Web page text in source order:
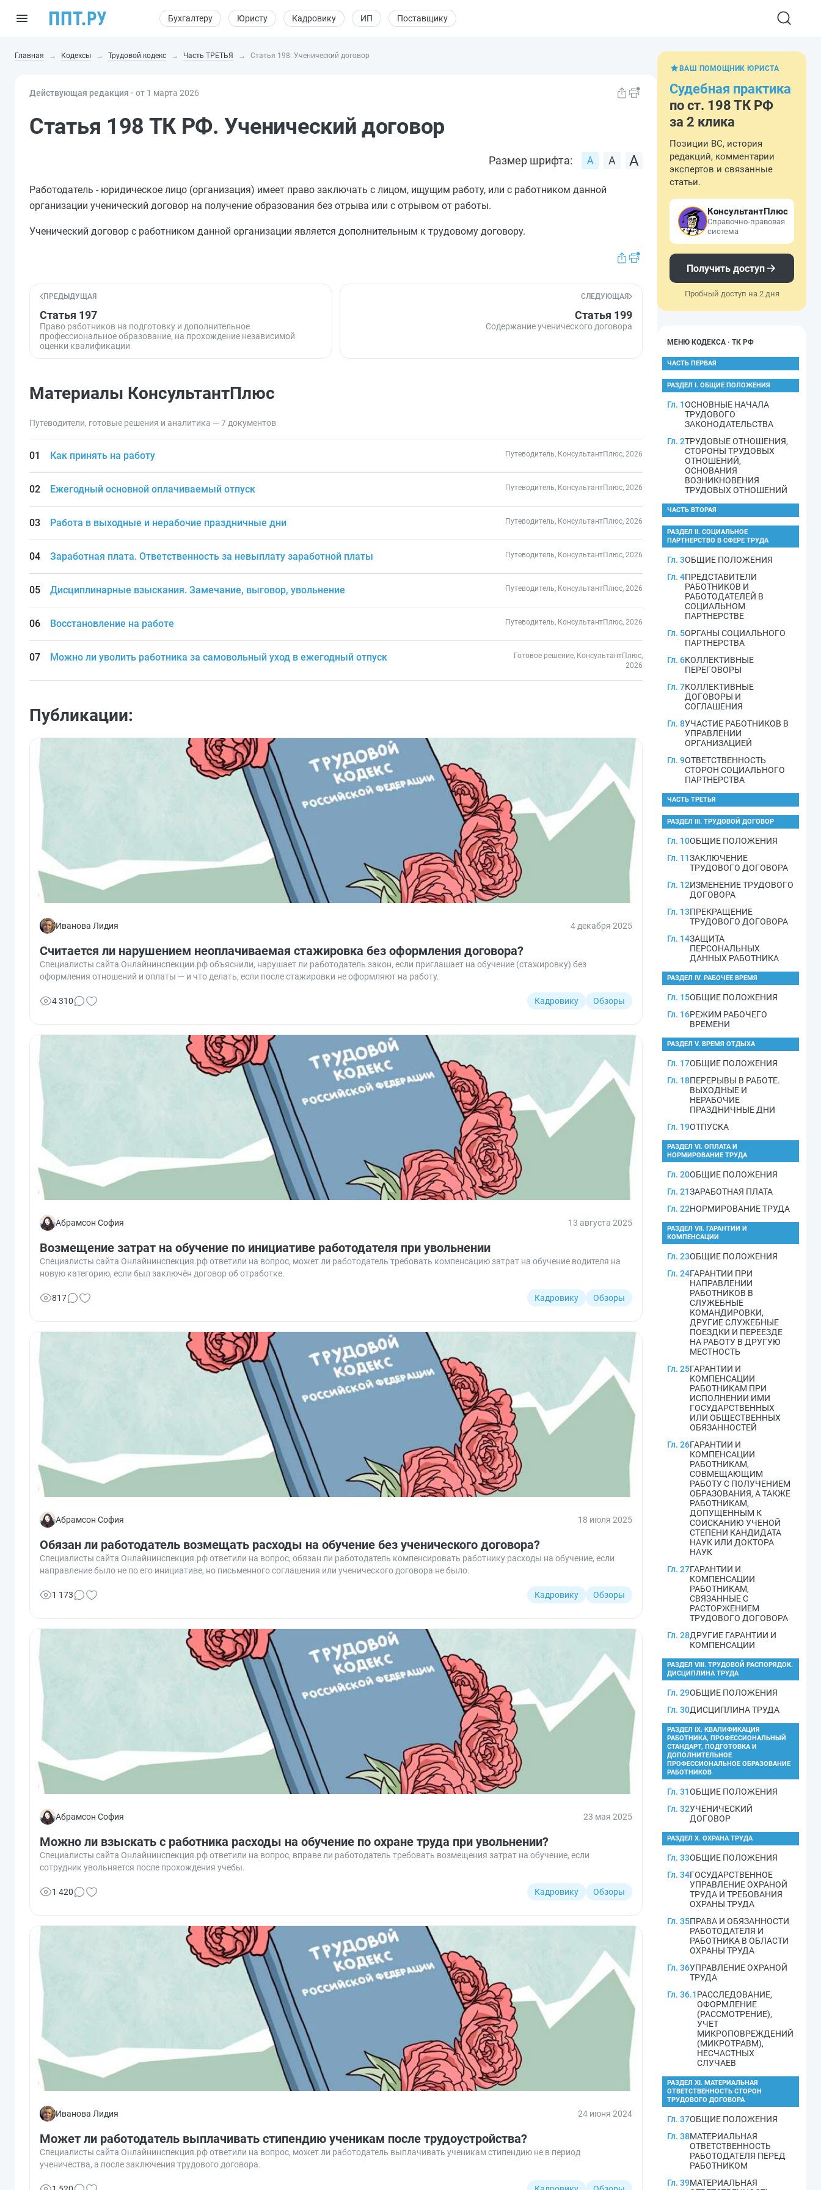
Бухгалтеру Юристу Кадровику ИП Поставщику
Главная Кодексы Трудовой кодекс Часть ТРЕТЬЯ Статья 198. Ученический договор
Действующая редакция ⸱ от 1 марта 2026
Статья 198 ТК РФ. Ученический договор
Размер шрифта:
Работодатель - юридическое лицо (организация) имеет право заключать с лицом, ищущим работу, или с работником данной
организации ученический договор на получение образования без отрыва или с отрывом от работы.
Ученический договор с работником данной организации является дополнительным к трудовому договору.
ПРЕДЫДУЩАЯ
Статья 197
Право работников на подготовку и дополнительное
профессиональное образование, на прохождение независимой
оценки квалификации
СЛЕДУЮЩАЯ
Статья 199
Содержание ученического договора
Материалы КонсультантПлюс
Путеводители, готовые решения и аналитика — 7 документов
Как принять на работу Путеводитель, КонсультантПлюс, 2026
Ежегодный основной оплачиваемый отпуск Путеводитель, КонсультантПлюс, 2026
Работа в выходные и нерабочие праздничные дни Путеводитель, КонсультантПлюс, 2026
Заработная плата. Ответственность за невыплату заработной платы Путеводитель, КонсультантПлюс, 2026
Дисциплинарные взыскания. Замечание, выговор, увольнение Путеводитель, КонсультантПлюс, 2026
Восстановление на работе Путеводитель, КонсультантПлюс, 2026
Можно ли уволить работника за самовольный уход в ежегодный отпуск
Готовое решение, КонсультантПлюс,
2026
Публикации:
Иванова Лидия 4 декабря 2025
Считается ли нарушением неоплачиваемая стажировка без оформления договора?
Специалисты сайта Онлайнинспекции.рф объяснили, нарушает ли работодатель закон, если приглашает на обучение (стажировку) без
оформления отношений и оплаты — и что делать, если после стажировки не оформляют на работу.
Кадровику Обзоры
4 310
Абрамсон София 13 августа 2025
Возмещение затрат на обучение по инициативе работодателя при увольнении
Специалисты сайта Онлайнинспекция.рф ответили на вопрос, может ли работодатель требовать компенсацию затрат на обучение водителя на
новую категорию, если был заключён договор об отработке.
Кадровику Обзоры
817
Абрамсон София 18 июля 2025
Обязан ли работодатель возмещать расходы на обучение без ученического договора?
Специалисты сайта Онлайнинспекция.рф ответили на вопрос, обязан ли работодатель компенсировать работнику расходы на обучение, если
направление было не по его инициативе, но письменного соглашения или ученического договора не было.
Кадровику Обзоры
1 173
Абрамсон София 23 мая 2025
Можно ли взыскать с работника расходы на обучение по охране труда при увольнении?
Специалисты сайта Онлайнинспекция.рф ответили на вопрос, вправе ли работодатель требовать возмещения затрат на обучение, если
сотрудник увольняется после прохождения учебы.
Кадровику Обзоры
1 420
Иванова Лидия 24 июня 2024
Может ли работодатель выплачивать стипендию ученикам после трудоустройства?
Специалисты сайта Онлайнинспекция.рф ответили на вопрос, может ли работодатель выплачивать ученикам стипендию не в период
ученичества, а после заключения трудового договора.
ВАШ ПОМОЩНИК ЮРИСТА
Судебная практика
по ст. 198 ТК РФ
за 2 клика
Позиции ВС, история
редакций, комментарии
экспертов и связанные
статьи.
КонсультантПлюс
Справочно-правовая
система
Получить доступ
Пробный доступ на 2 дня
МЕНЮ КОДЕКСА · ТК РФ
ЧАСТЬ ПЕРВАЯ
РАЗДЕЛ I. ОБЩИЕ ПОЛОЖЕНИЯ
Гл. 1ОСНОВНЫЕ НАЧАЛА
ТРУДОВОГО
ЗАКОНОДАТЕЛЬСТВА
Гл. 2ТРУДОВЫЕ ОТНОШЕНИЯ,
СТОРОНЫ ТРУДОВЫХ
ОТНОШЕНИЙ,
ОСНОВАНИЯ
ВОЗНИКНОВЕНИЯ
ТРУДОВЫХ ОТНОШЕНИЙ
ЧАСТЬ ВТОРАЯ
РАЗДЕЛ II. СОЦИАЛЬНОЕ
ПАРТНЕРСТВО В СФЕРЕ ТРУДА
Гл. 3ОБЩИЕ ПОЛОЖЕНИЯ
Гл. 4ПРЕДСТАВИТЕЛИ
РАБОТНИКОВ И
РАБОТОДАТЕЛЕЙ В
СОЦИАЛЬНОМ
ПАРТНЕРСТВЕ
Гл. 5ОРГАНЫ СОЦИАЛЬНОГО
ПАРТНЕРСТВА
Гл. 6КОЛЛЕКТИВНЫЕ
ПЕРЕГОВОРЫ
Гл. 7КОЛЛЕКТИВНЫЕ
ДОГОВОРЫ И
СОГЛАШЕНИЯ
Гл. 8УЧАСТИЕ РАБОТНИКОВ В
УПРАВЛЕНИИ
ОРГАНИЗАЦИЕЙ
Гл. 9ОТВЕТСТВЕННОСТЬ
СТОРОН СОЦИАЛЬНОГО
ПАРТНЕРСТВА
ЧАСТЬ ТРЕТЬЯ
РАЗДЕЛ III. ТРУДОВОЙ ДОГОВОР
Гл. 10ОБЩИЕ ПОЛОЖЕНИЯ
Гл. 11ЗАКЛЮЧЕНИЕ
ТРУДОВОГО ДОГОВОРА
Гл. 12ИЗМЕНЕНИЕ ТРУДОВОГО
ДОГОВОРА
Гл. 13ПРЕКРАЩЕНИЕ
ТРУДОВОГО ДОГОВОРА
Гл. 14ЗАЩИТА
ПЕРСОНАЛЬНЫХ
ДАННЫХ РАБОТНИКА
РАЗДЕЛ IV. РАБОЧЕЕ ВРЕМЯ
Гл. 15ОБЩИЕ ПОЛОЖЕНИЯ
Гл. 16РЕЖИМ РАБОЧЕГО
ВРЕМЕНИ
РАЗДЕЛ V. ВРЕМЯ ОТДЫХА
Гл. 17ОБЩИЕ ПОЛОЖЕНИЯ
Гл. 18ПЕРЕРЫВЫ В РАБОТЕ.
ВЫХОДНЫЕ И
НЕРАБОЧИЕ
ПРАЗДНИЧНЫЕ ДНИ
Гл. 19ОТПУСКА
РАЗДЕЛ VI. ОПЛАТА И
НОРМИРОВАНИЕ ТРУДА
Гл. 20ОБЩИЕ ПОЛОЖЕНИЯ
Гл. 21ЗАРАБОТНАЯ ПЛАТА
Гл. 22НОРМИРОВАНИЕ ТРУДА
РАЗДЕЛ VII. ГАРАНТИИ И
КОМПЕНСАЦИИ
Гл. 23ОБЩИЕ ПОЛОЖЕНИЯ
Гл. 24ГАРАНТИИ ПРИ
НАПРАВЛЕНИИ
РАБОТНИКОВ В
СЛУЖЕБНЫЕ
КОМАНДИРОВКИ,
ДРУГИЕ СЛУЖЕБНЫЕ
ПОЕЗДКИ И ПЕРЕЕЗДЕ
НА РАБОТУ В ДРУГУЮ
МЕСТНОСТЬ
Гл. 25ГАРАНТИИ И
КОМПЕНСАЦИИ
РАБОТНИКАМ ПРИ
ИСПОЛНЕНИИ ИМИ
ГОСУДАРСТВЕННЫХ
ИЛИ ОБЩЕСТВЕННЫХ
ОБЯЗАННОСТЕЙ
Гл. 26ГАРАНТИИ И
КОМПЕНСАЦИИ
РАБОТНИКАМ,
СОВМЕЩАЮЩИМ
РАБОТУ С ПОЛУЧЕНИЕМ
ОБРАЗОВАНИЯ, А ТАКЖЕ
РАБОТНИКАМ,
ДОПУЩЕННЫМ К
СОИСКАНИЮ УЧЕНОЙ
СТЕПЕНИ КАНДИДАТА
НАУК ИЛИ ДОКТОРА
НАУК
Гл. 27ГАРАНТИИ И
КОМПЕНСАЦИИ
РАБОТНИКАМ,
СВЯЗАННЫЕ С
РАСТОРЖЕНИЕМ
ТРУДОВОГО ДОГОВОРА
Гл. 28ДРУГИЕ ГАРАНТИИ И
КОМПЕНСАЦИИ
РАЗДЕЛ VIII. ТРУДОВОЙ РАСПОРЯДОК.
ДИСЦИПЛИНА ТРУДА
Гл. 29ОБЩИЕ ПОЛОЖЕНИЯ
Гл. 30ДИСЦИПЛИНА ТРУДА
РАЗДЕЛ IX. КВАЛИФИКАЦИЯ
РАБОТНИКА, ПРОФЕССИОНАЛЬНЫЙ
СТАНДАРТ, ПОДГОТОВКА И
ДОПОЛНИТЕЛЬНОЕ
ПРОФЕССИОНАЛЬНОЕ ОБРАЗОВАНИЕ
РАБОТНИКОВ
Гл. 31ОБЩИЕ ПОЛОЖЕНИЯ
Гл. 32УЧЕНИЧЕСКИЙ
ДОГОВОР
РАЗДЕЛ X. ОХРАНА ТРУДА
Гл. 33ОБЩИЕ ПОЛОЖЕНИЯ
Гл. 34ГОСУДАРСТВЕННОЕ
УПРАВЛЕНИЕ ОХРАНОЙ
ТРУДА И ТРЕБОВАНИЯ
ОХРАНЫ ТРУДА
Гл. 35ПРАВА И ОБЯЗАННОСТИ
РАБОТОДАТЕЛЯ И
РАБОТНИКА В ОБЛАСТИ
ОХРАНЫ ТРУДА
Гл. 36УПРАВЛЕНИЕ ОХРАНОЙ
ТРУДА
Гл. 36.1РАССЛЕДОВАНИЕ,
ОФОРМЛЕНИЕ
(РАССМОТРЕНИЕ),
УЧЕТ
МИКРОПОВРЕЖДЕНИЙ
(МИКРОТРАВМ),
НЕСЧАСТНЫХ
СЛУЧАЕВ
РАЗДЕЛ XI. МАТЕРИАЛЬНАЯ
ОТВЕТСТВЕННОСТЬ СТОРОН
ТРУДОВОГО ДОГОВОРА
Гл. 37ОБЩИЕ ПОЛОЖЕНИЯ
Гл. 38МАТЕРИАЛЬНАЯ
ОТВЕТСТВЕННОСТЬ
РАБОТОДАТЕЛЯ ПЕРЕД
РАБОТНИКОМ
Гл. 39МАТЕРИАЛЬНАЯ